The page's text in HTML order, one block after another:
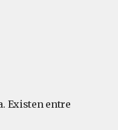
Existen entre